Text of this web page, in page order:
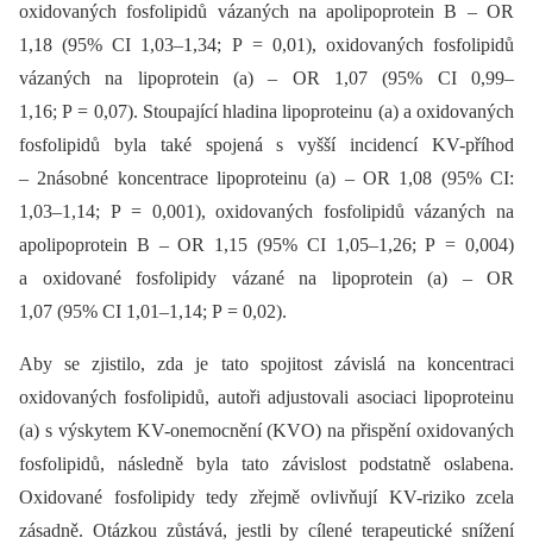
oxidovaných fosfolipidů vázaných na apolipoprotein B –⁠ OR
1,18 (95% CI 1,03–1,34; P = 0,01), oxidovaných fosfolipidů
vázaných na lipoprotein (a) –⁠ OR 1,07 (95% CI 0,99–
1,16; P = 0,07). Stoupající hladina lipoproteinu (a) a oxidovaných
fosfolipidů byla také spojená s vyšší incidencí KV-příhod
–⁠ 2násobné koncentrace lipoproteinu (a) –⁠ OR 1,08 (95% CI:
1,03–1,14; P = 0,001), oxidovaných fosfolipidů vázaných na
apolipoprotein B –⁠ OR 1,15 (95% CI 1,05–1,26; P = 0,004)
a oxidované fosfolipidy vázané na lipoprotein (a) –⁠ OR
1,07 (95% CI 1,01–1,14; P = 0,02).
Aby se zjistilo, zda je tato spojitost závislá na koncentraci
oxidovaných fosfolipidů, autoři adjustovali asociaci lipoproteinu
(a) s výskytem KV-onemocnění (KVO) na přispění oxidovaných
fosfolipidů, následně byla tato závislost podstatně oslabena.
Oxidované fosfolipidy tedy zřejmě ovlivňují KV-riziko zcela
zásadně. Otázkou zůstává, jestli by cílené terapeutické snížení